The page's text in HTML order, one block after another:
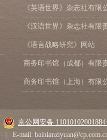
Curator Team’s Word
Interaction Between
Bibliography
Glossary
Afterword
evolution and
visitors to
the vitality of
Ancient
encompasses
it has also
scientific ideas
《英语世界》杂志社有限
《汉语世界》杂志社有限
《语言战略研究》网站
商务印书馆（成都）有限
商务印书馆（上海）有限
京公网安备
E-mail: